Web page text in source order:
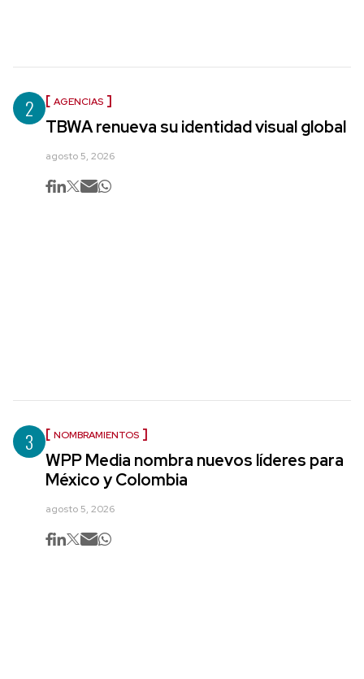
2 AGENCIAS
TBWA renueva su identidad visual global
agosto 5, 2026
3 NOMBRAMIENTOS
WPP Media nombra nuevos líderes para
México y Colombia
agosto 5, 2026